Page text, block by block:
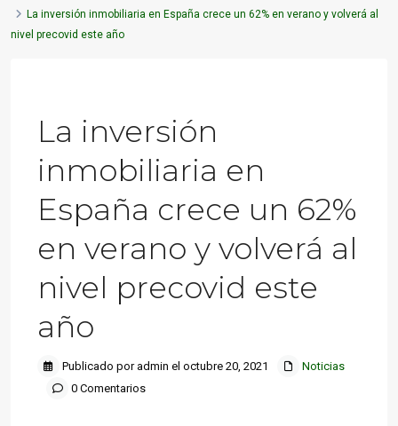
La inversión inmobiliaria en España crece un 62% en verano y volverá al
nivel precovid este año
La inversión
inmobiliaria en
España crece un 62%
en verano y volverá al
nivel precovid este
año
Publicado por admin el octubre 20, 2021
Noticias
0 Comentarios